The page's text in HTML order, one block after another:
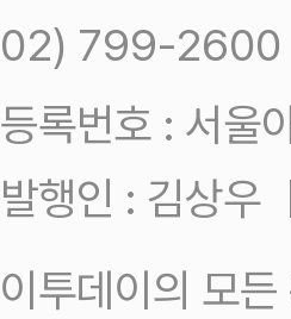
02) 799-2600
등록번호 : 서
발행인 : 김상우
이투데이의 모